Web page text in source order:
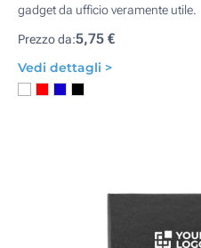
gadget da ufficio veramente utile.
Prezzo da:5,75 €
Vedi dettagli >